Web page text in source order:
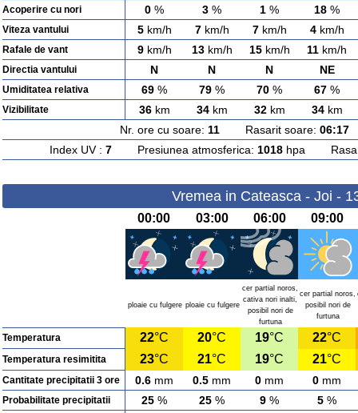
Acoperire cu nori 0 % 3 % 1 % 18 %
Viteza vantului 5km/h 7km/h 7km/h 4km/h
Rafale de vant 9km/h 13km/h 15km/h 11 km/h
Directia vantului N N N NE
Umiditatea relativa 69 % 79 % 70 % 67 %
Vizibilitate 36km 34km 32km 34km
Nr. ore cu soare: 11 Rasarit soare: 06:17
Index UV : 7Presiunea atmosferica: 1018hpa
Vremea in Cateasca - Joi -
00:00 03:00 06:00 09:00
ploaie cu fulgere ploaie cu fulgere
cer partial noros,
cativa nori inalti,
posibil nori de
furtuna
cer partial noros,
posibil nori de
furtuna
Temperatura 22°C 20°C 19°C 22°C
Temperatura resimitita 23°C 21°C 19°C 21°C
Cantitate precipitatii 3 ore 0.6 mm 0.5 mm 0 mm 0 mm
Probabilitate precipitatii 25 % 25 % 9 % 5 %